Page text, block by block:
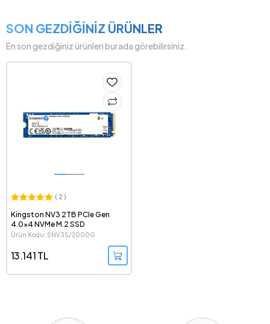
SON GEZDİĞİNİZ ÜRÜNLER
En son gezdiğiniz ürünleri burada görebilirsiniz.
( 2 )
Kingston NV3 2TB PCIe Gen
4.0x4 NVMe M.2 SSD
Ürün Kodu: SNV3S/2000G
13.141 TL